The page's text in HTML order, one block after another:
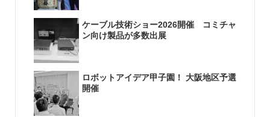
ケーブル技術ショー2026開催 コミチャ
ン向け製品が多数出展
ロボットアイデア甲子園！ 大阪地区予選
開催